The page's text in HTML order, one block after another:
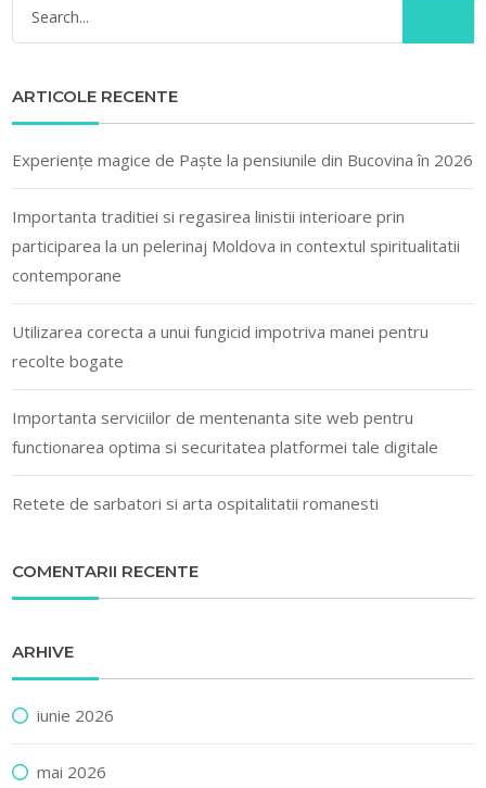
ARTICOLE RECENTE
Experiențe magice de Paște la pensiunile din Bucovina în 2026
Importanta traditiei si regasirea linistii interioare prin
participarea la un pelerinaj Moldova in contextul spiritualitatii
contemporane
Utilizarea corecta a unui fungicid impotriva manei pentru
recolte bogate
Importanta serviciilor de mentenanta site web pentru
functionarea optima si securitatea platformei tale digitale
Retete de sarbatori si arta ospitalitatii romanesti
COMENTARII RECENTE
ARHIVE
iunie 2026
mai 2026